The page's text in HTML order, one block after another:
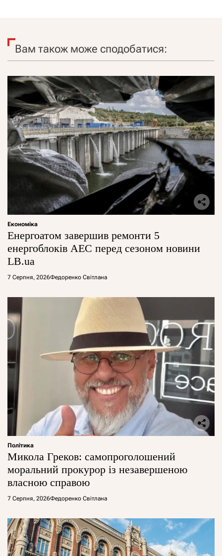
Вам також може сподобатися:
Економіка
Енергоатом завершив ремонти 5
енергоблоків АЕС перед сезоном новини
LB.ua
7 Серпня, 2026Федоренко Світлана
Політика
Микола Греков: самопроголошений
моральний прокурор із незавершеною
власною справою
7 Серпня, 2026Федоренко Світлана